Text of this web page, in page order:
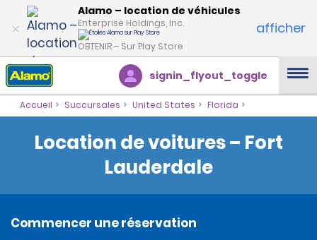
Alamo – location de véhicules
Enterprise Holdings, Inc.
OBTENIR – Sur Play Store
afficher
signin_flyout_toggle
Accueil Succursales United States Florida
Location de voitures – Fort
Lauderdale
Commencer une réservation